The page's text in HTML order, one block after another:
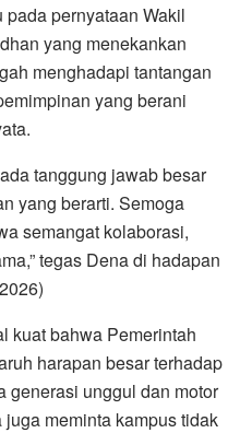
pada pernyataan Wakil
yang menekankan
menghadapi tantangan
yang berani
tanggung jawab besar
yang berarti. Semoga
semangat kolaborasi,
tegas Dena di hadapan
kuat bahwa Pemerintah
harapan besar terhadap
generasi unggul dan motor
meminta kampus tidak